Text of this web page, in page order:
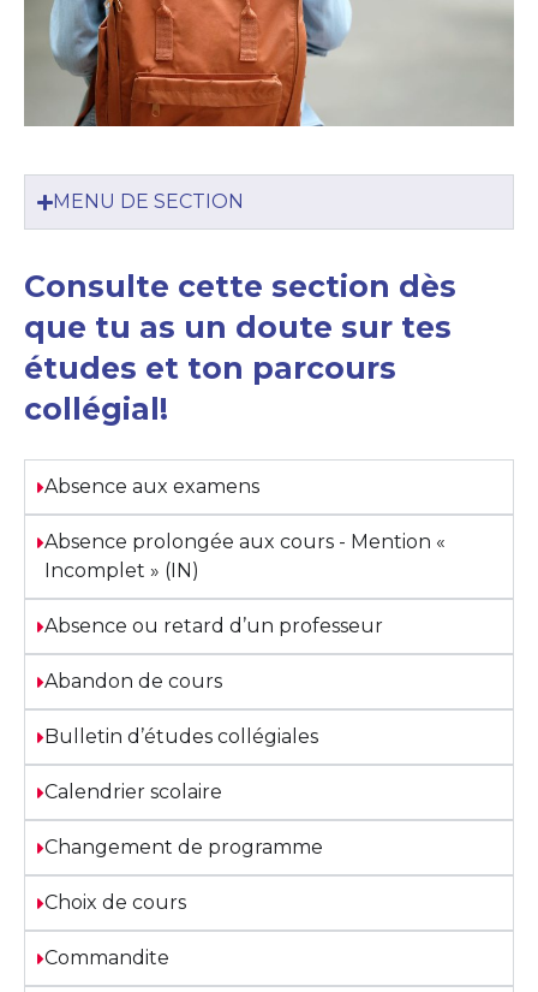
MENU DE SECTION
Consulte cette section dès
que tu as un doute sur tes
études et ton parcours
collégial!
Absence aux examens
Absence prolongée aux cours - Mention «
Incomplet » (IN)
Absence ou retard d’un professeur
Abandon de cours
Bulletin d’études collégiales
Calendrier scolaire
Changement de programme
Choix de cours​
Commandite